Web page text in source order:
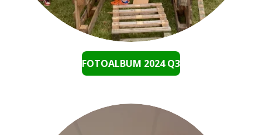
FOTOALBUM 2024 Q3